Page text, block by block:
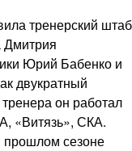
тренерский штаб
Дмитрия
Юрий Бабенко и
двукратный
он работал
«Витязь», СКА.
сезоне